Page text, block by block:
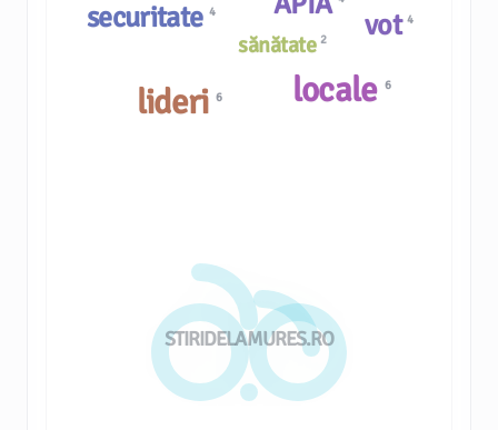
STIRIDELAMURES.RO
lideri 6
sănătate 2
securitate 4
locale 6
vot4